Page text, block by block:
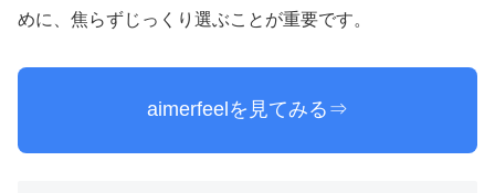
めに、焦らずじっくり選ぶことが重要です。
aimerfeelを見てみる⇒